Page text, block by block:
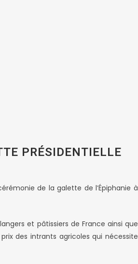
PRÉSIDENTIELLE
de la galette de l’Épiphanie à
et pâtissiers de France ainsi que
des intrants agricoles qui nécessite